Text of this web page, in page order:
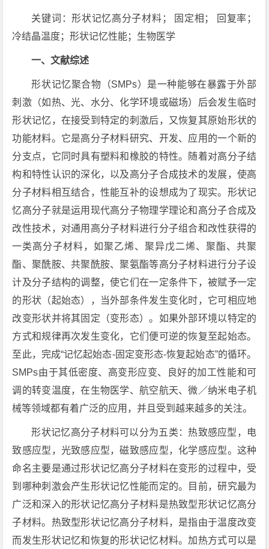
关键词：形状记忆高分子材料； 固定相； 回复率；
冷结晶温度；形状记忆性能；生物医学
一、文献综述
形状记忆聚合物（SMPs）是一种能够在暴露于外部
刺激（如热、光、水分、化学环境或磁场）后会发生临时
形状记忆，在接受到特定的刺激后，又恢复其原始形状的
功能材料。它是高分子材料研究、开发、应用的一个新的
分支点，它同时具有塑料和橡胶的特性。随着对高分子结
构和特性认识的深化，以及高分子合成技术的发展，使高
分子材料相互结合，性能互补的设想成为了现实。形状记
忆高分子就是运用现代高分子物理学理论和高分子合成及
改性技术，对通用高分子材料进行分子组合和改性获得的
一类高分子材料，如聚乙烯、聚异戊二烯、聚酯、共聚
酯、聚酰胺、共聚酰胺、聚氨酯等高分子材料进行分子设
计及分子结构的调整，使它们在一定条件下，被赋予一定
的形状（起始态），当外部条件发生变化时，它可相应地
改变形状并将其固定（变形态）。如果外部环境以特定的
方式和规律再次发生变化，它们便可逆的恢复至起始态。
至此，完成“记忆起始态-固定变形态-恢复起始态”的循环。
SMPs由于其低密度、高变形应变、良好的加工性能和可
调的转变温度，在生物医学、航空航天、微／纳米电子机
械等领域都有着广泛的应用，并且受到越来越多的关注。
形状记忆高分子材料可以分为五类：热致感应型，电
致感应型，光致感应型，磁致感应型，化学感应型。这种
命名主要是通过形状记忆高分子材料在变形的过程中，受
到哪种刺激会产生形状记忆性能而定的。目前，研究最为
广泛和深入的形状记忆高分子材料是热致型形状记忆高分
子材料。热致型形状记忆高分子材料，是指由于温度改变
而发生形状记忆和恢复的形状记忆材料。加热方式可以是